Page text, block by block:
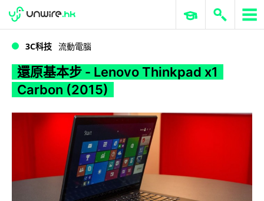
WWDC 2026 ERP 與商業 AI
3C科技 流動電腦
還原基本步 - Lenovo Thinkpad x1
Carbon (2015)